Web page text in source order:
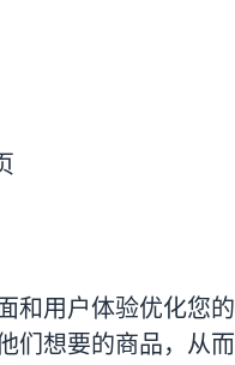
和用户体验优化您的
们想要的商品，从而